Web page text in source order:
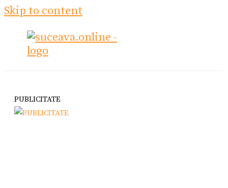
Skip to content
PUBLICITATE